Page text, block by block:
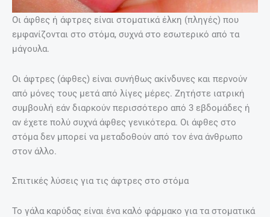
Οι άφθες ή άφτρες είναι στοματικά έλκη (πληγές) που
εμφανίζονται στο στόμα, συχνά στο εσωτερικό από τα
μάγουλα.
Οι άφτρες (άφθες) είναι συνήθως ακίνδυνες και περνούν
από μόνες τους μετά από λίγες μέρες. Ζητήστε ιατρική
συμβουλή εάν διαρκούν περισσότερο από 3 εβδομάδες ή
αν έχετε πολύ συχνά άφθες γενικότερα. Οι άφθες στο
στόμα δεν μπορεί να μεταδοθούν από τον ένα άνθρωπο
στον άλλο.
Σπιτικές λύσεις για τις άφτρες στο στόμα
Το γάλα καρύδας είναι ένα καλό φάρμακο για τα στοματικά